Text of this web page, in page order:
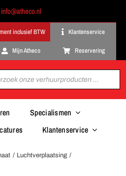
info@atheco.nl
Klantenservice
Mijn Atheco Reservering
Specialismen
Klantenservice
Luchtverplaatsing